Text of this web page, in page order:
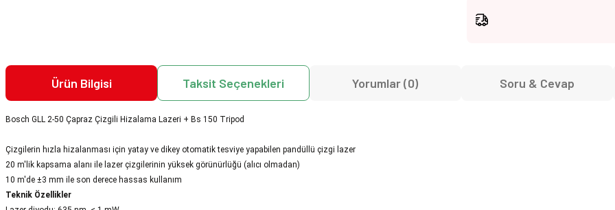
Ürün Bilgisi Taksit Seçenekleri Yorumlar (0) Soru & Cevap
Bosch GLL 2-50 Çapraz Çizgili Hizalama Lazeri + Bs 150 Tripod
Çizgilerin hızla hizalanması için yatay ve dikey otomatik tesviye yapabilen pandüllü çizgi lazer
20 m'lik kapsama alanı ile lazer çizgilerinin yüksek görünürlüğü (alıcı olmadan)
10 m'de ±3 mm ile son derece hassas kullanım
Teknik Özellikler